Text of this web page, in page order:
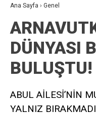
Ana Sayfa › Genel
DÜNYASI
BULUŞTU!
ABUL AİLESİ’NİN
YALNIZ BIRAKMADI